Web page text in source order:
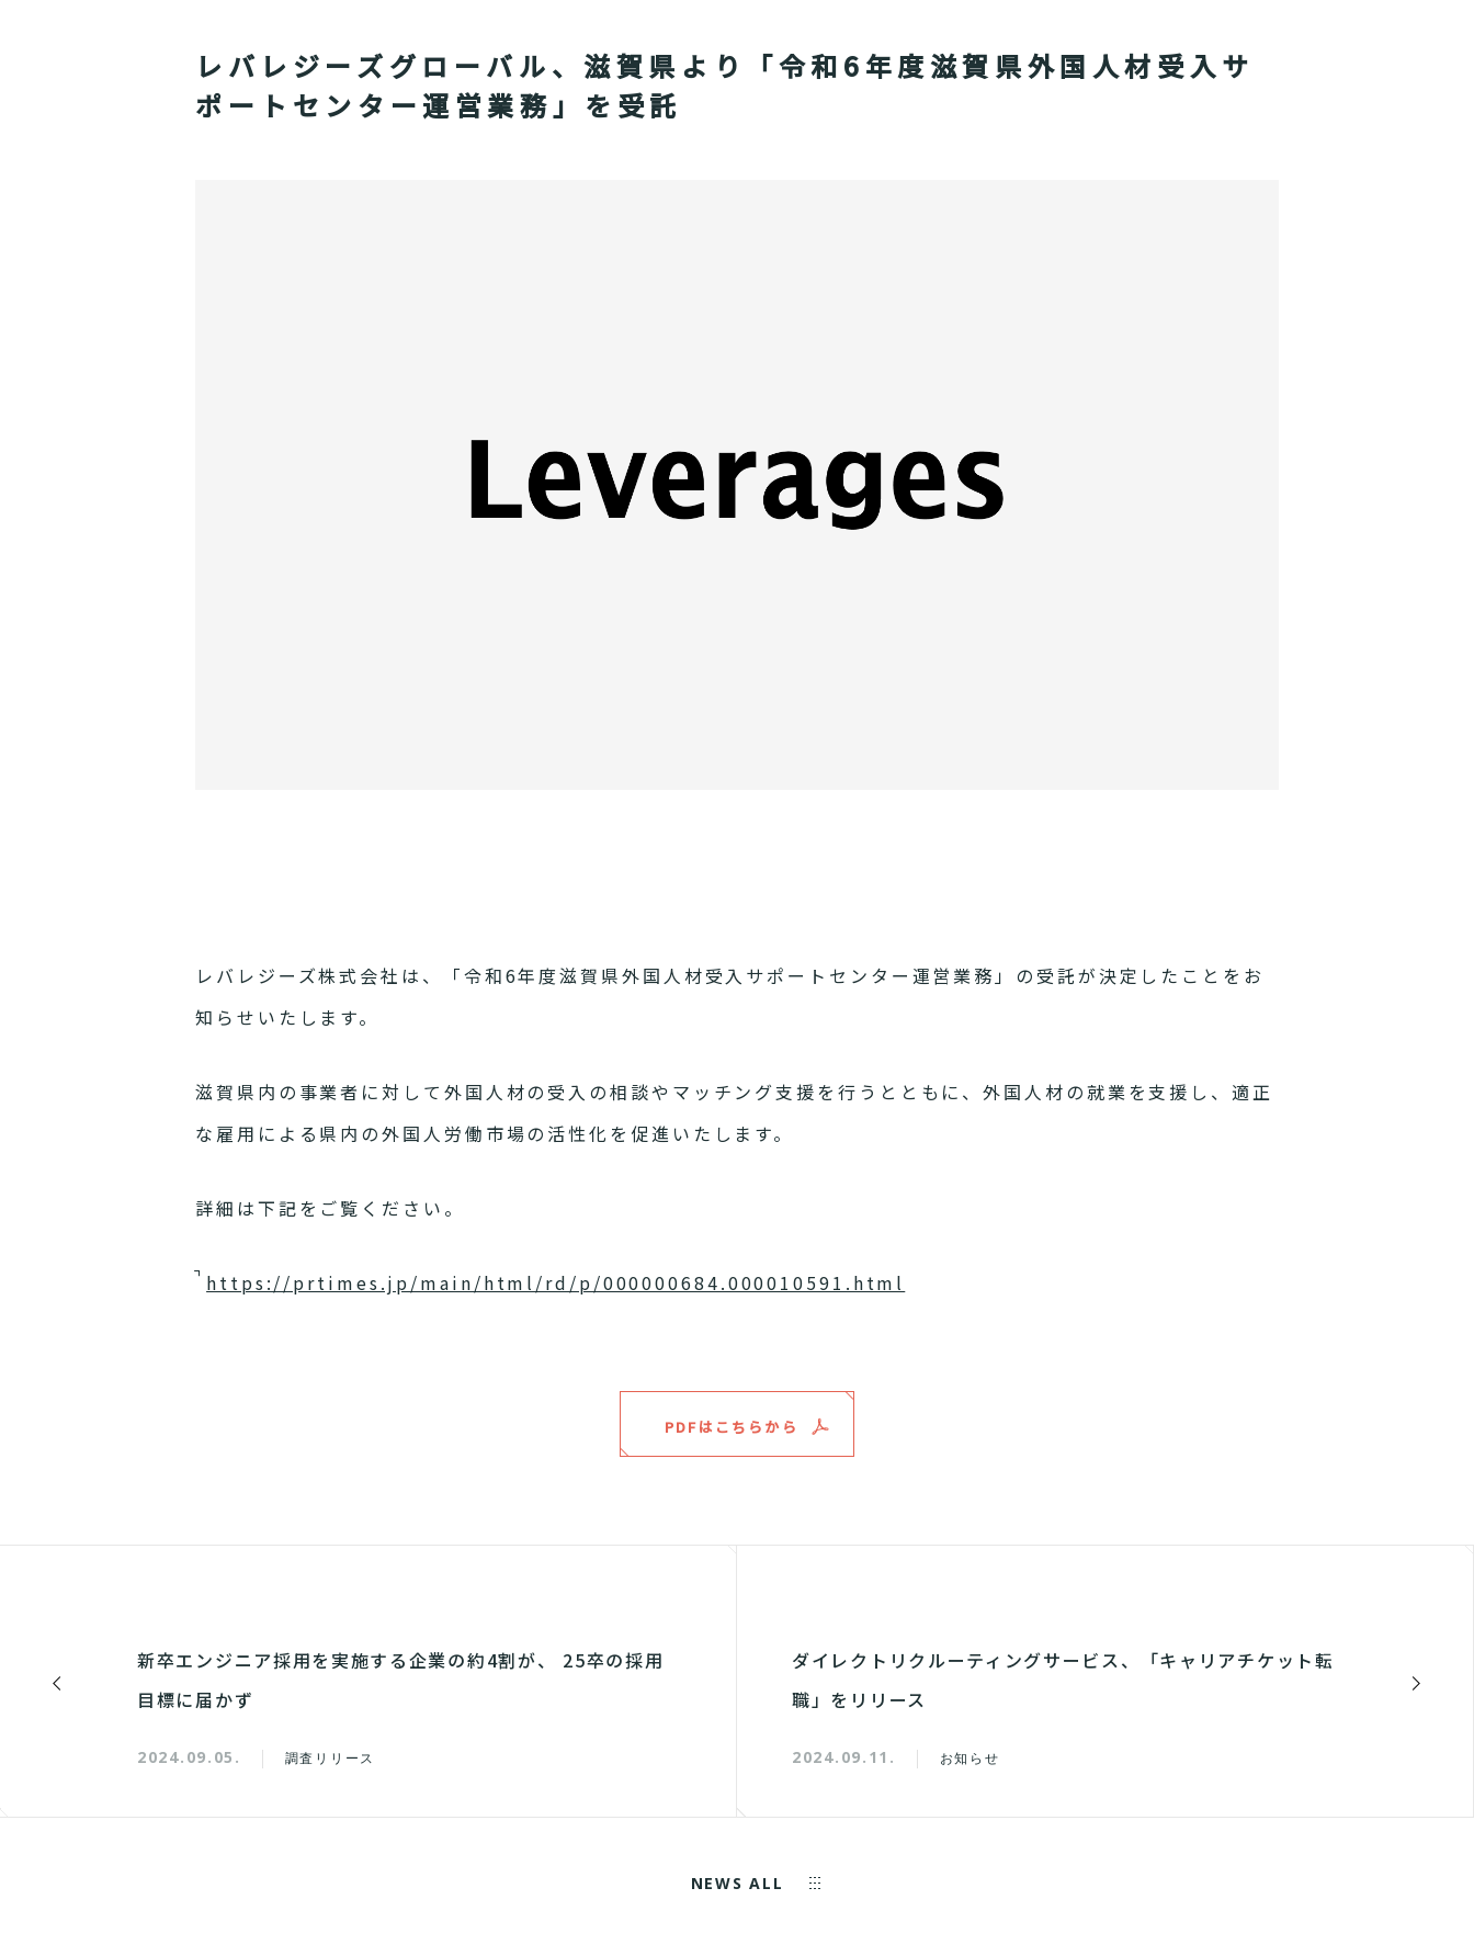
レバレジーズグローバル、滋賀県より「令和6年度滋賀県外国人材受入サ
ポートセンター運営業務」を受託
レバレジーズ株式会社は、「令和6年度滋賀県外国人材受入サポートセンター運営業務」の受託が決定したことをお
知らせいたします。
滋賀県内の事業者に対して外国人材の受入の相談やマッチング支援を行うとともに、外国人材の就業を支援し、適正
な雇用による県内の外国人労働市場の活性化を促進いたします。
詳細は下記をご覧ください。
https://prtimes.jp/main/html/rd/p/000000684.000010591.html
PDFはこちらから
新卒エンジニア採用を実施する企業の約4割が、 25卒の採用
目標に届かず
2024.09.05. 調査リリース
ダイレクトリクルーティングサービス、「キャリアチケット転
職」をリリース
2024.09.11. お知らせ
NEWS ALL